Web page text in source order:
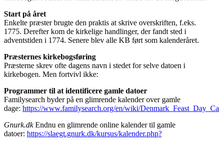
Start på året
Enkelte præster brugte den praktis at skrive overskriften, f.eks.
1775. Derefter kom de kirkelige handlinger, der fandt sted i
adventstiden i 1774. Senere blev alle KB ført som kalenderåret.
Præsternes kirkebogsføring
Præsterne skrev ofte dagens navn i stedet for selve datoen i
kirkebogen. Men fortvivl ikke:
Programmer til at identificere gamle datoer
Familysearch byder på en glimrende kalender over gamle
dage: https://www.familysearch.org/en/wiki/
Gnurk.dkEndnu en glimrende online kalender til gamle
datoer: https://slaegt.gnurk.dk/kursus/kalender.php?